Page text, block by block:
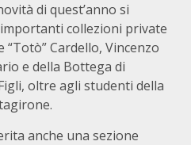
di quest’anno si
collezioni private
Cardello, Vincenzo
e della Bottega di
oltre agli studenti della
anche una sezione